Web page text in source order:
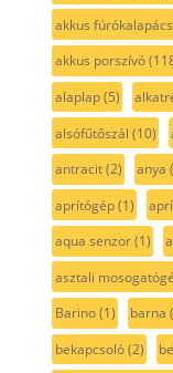
akkus fúrókalapács
akkus porszívó
alaplap(5)
alsófűtőszál (10)
antracit(2) anya
aprítógép(1)
aqua senzor(1)
asztali
Barino(1) barna
bekapcsoló(2)